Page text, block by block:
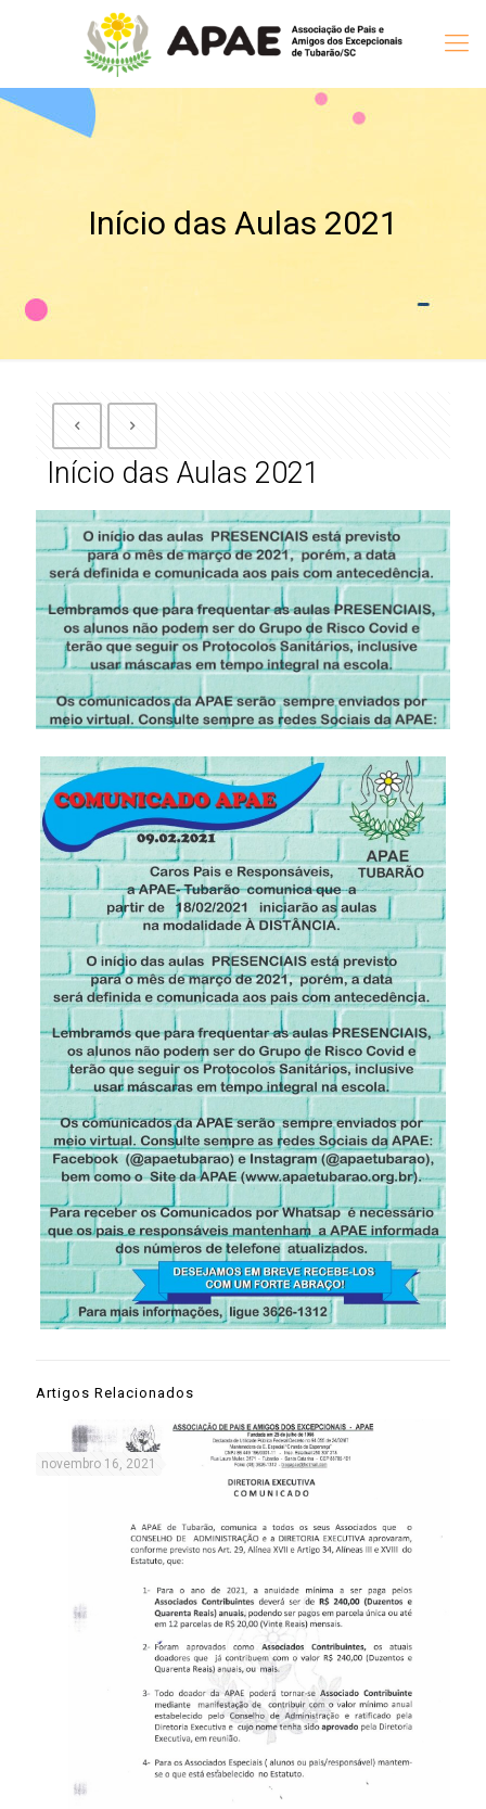
Início das Aulas 2021
Início das Aulas 2021
Artigos Relacionados
novembro 16, 2021